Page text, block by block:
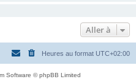
Aller à
Heures au format UTC+02:00
Software © phpBB Limited